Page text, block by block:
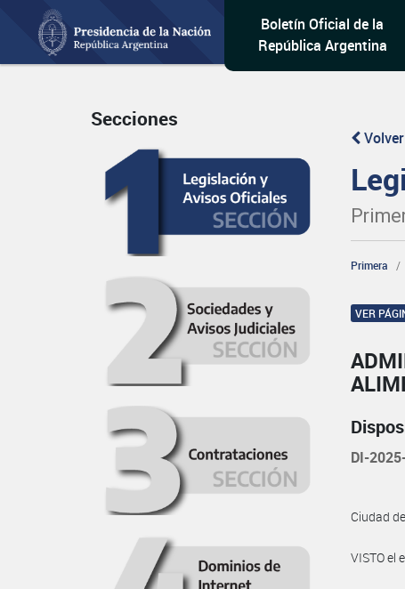
Boletín Oficial de la
República Argentina
Secciones
Volver
Primera
VER
DI-
Ciudad
VISTO el